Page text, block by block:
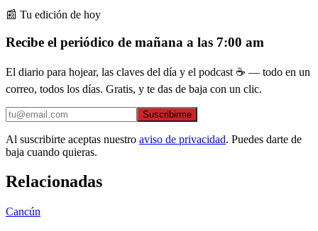
📰 Tu edición de hoy
Recibe el periódico de mañana a las 7:00 am
El diario para hojear, las claves del día y el podcast ☕ — todo en un
correo, todos los días. Gratis, y te das de baja con un clic.
Suscribirme
Al suscribirte aceptas nuestro aviso de privacidad. Puedes darte de
baja cuando quieras.
Relacionadas
Cancún